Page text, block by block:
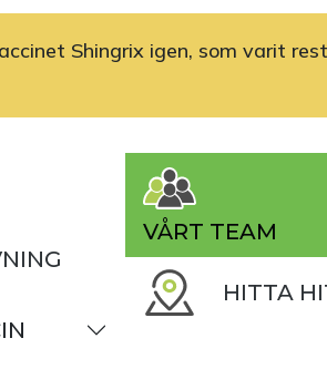
Shingrix igen, som varit
VÅRT TEAM
HITTA